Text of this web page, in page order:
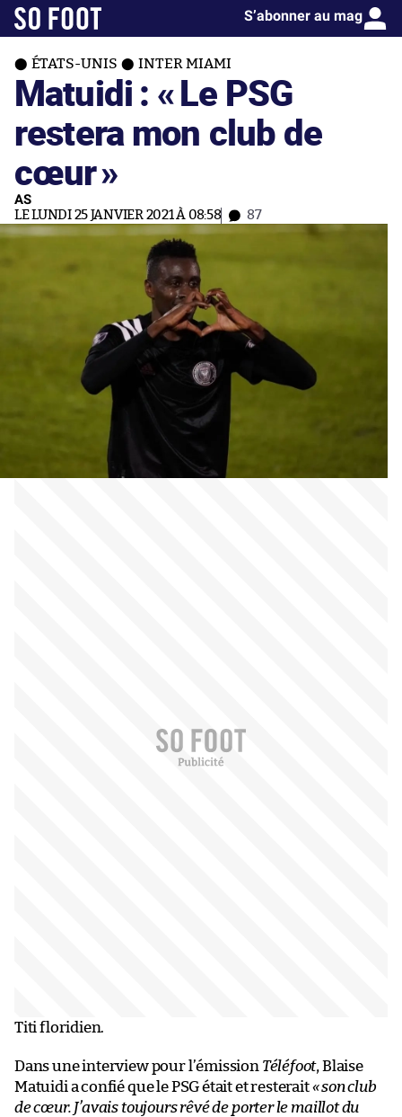
S’abonner au mag
ÉTATS-UNIS INTER MIAMI
Matuidi : «Le PSG
restera mon club de
cœur»
AS
LE LUNDI 25 JANVIER 2021 À 08:58 87
Titi floridien.
Dans une interview pour l’émission Téléfoot, Blaise
Matuidi a confié que le PSG était et resterait« son club
de cœur. J’avais toujours rêvé de porter le maillot du